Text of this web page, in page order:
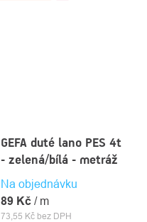
GEFA duté lano PES 4t
- zelená/bílá - metráž
Na objednávku
73,55 Kč bez DPH
89 Kč / m